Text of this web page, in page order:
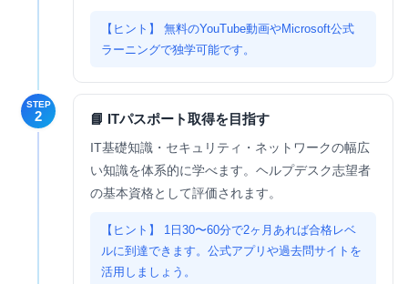
無料のYouTube動画やMicrosoft公式
ラーニングで独学可能です。
STEP
2 📘 ITパスポート取得を目指す
IT基礎知識・セキュリティ・ネットワークの幅広
い知識を体系的に学べます。ヘルプデスク志望者
の基本資格として評価されます。
1日30〜60分で2ヶ月あれば合格レベ
ルに到達できます。公式アプリや過去問サイトを
活用しましょう。